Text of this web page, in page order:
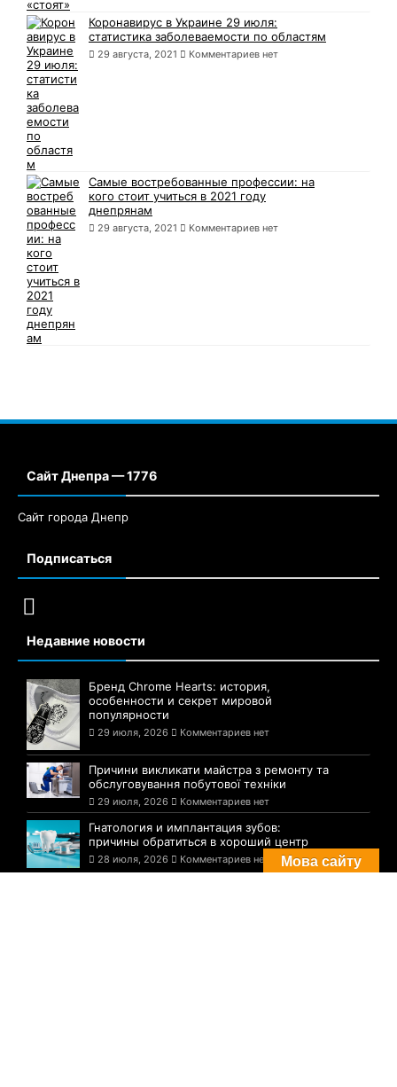
Коронавирус в Украине 29 июля:
статистика заболеваемости по областям
29 августа, 2021 Комментариев нет
Самые востребованные профессии: на
кого стоит учиться в 2021 году
днепрянам
29 августа, 2021 Комментариев нет
Сайт Днепра — 1776
Сайт города Днепр
Подписаться
Недавние новости
Бренд Chrome Hearts: история,
особенности и секрет мировой
популярности
29 июля, 2026 Комментариев нет
Причини викликати майстра з ремонту та
обслуговування побутової техніки
29 июля, 2026 Комментариев нет
Гнатология и имплантация зубов:
причины обратиться в хороший центр
28 июля, 2026 Комментариев нет Мова сайту